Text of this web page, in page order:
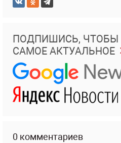
ПОДПИШИСЬ, ЧТОБЫ
САМОЕ АКТУАЛЬНОЕ
0 комментариев